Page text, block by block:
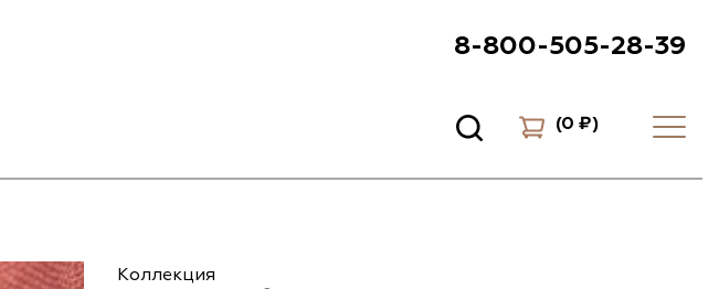
8-800-505-28-39
(0 ₽)
Коллекция